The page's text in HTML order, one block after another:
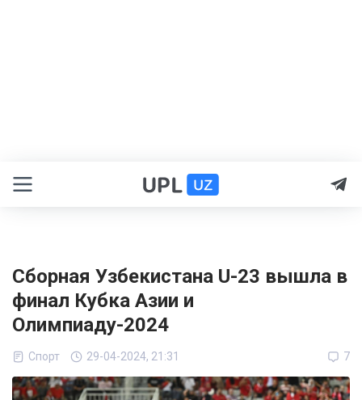
Сборная Узбекистана U-23 вышла в
финал Кубка Азии и
Олимпиаду-2024
Спорт 29-04-2024, 21:31 7